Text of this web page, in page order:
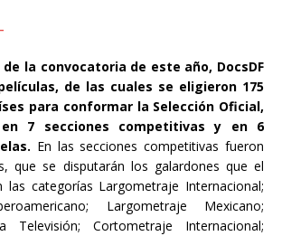
la convocatoria de este año, DocsDF
de las cuales se eligieron 175
para conformar la Selección Oficial,
7 secciones competitivas y en 6
En las secciones competitivas fueron
que se disputarán los galardones que el
categorías Largometraje Internacional;
Largometraje Mexicano;
Televisión; Cortometraje Internacional;